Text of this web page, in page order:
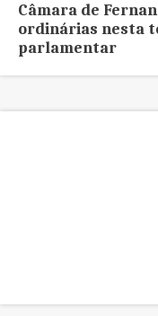
Câmara de
ordinárias nesta
parlamentar